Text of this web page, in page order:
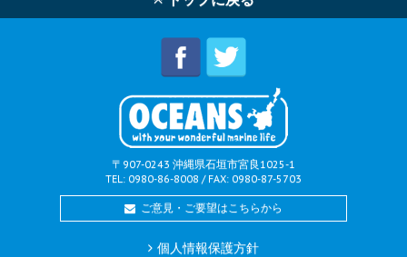
〒907-0243 沖縄県石垣市宮良1025-1
TEL: 0980-86-8008 / FAX: 0980-87-5703
ご意見・ご要望はこちらから
個人情報保護方針